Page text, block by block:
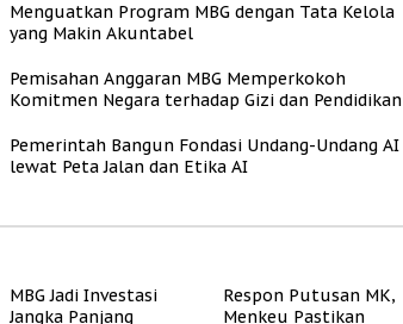
Menguatkan Program MBG dengan Tata Kelola
yang Makin Akuntabel
Pemisahan Anggaran MBG Memperkokoh
Komitmen Negara terhadap Gizi dan Pendidikan
Pemerintah Bangun Fondasi Undang-Undang AI
lewat Peta Jalan dan Etika AI
MBG Jadi Investasi
Jangka Panjang
Respon Putusan MK,
Menkeu Pastikan